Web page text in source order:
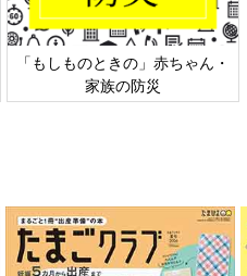
「もしものときの」赤ちゃん・
家族の防災